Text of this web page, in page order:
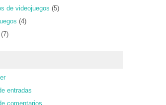
de videojuegos (5)
(4)
(7)
entradas
comentarios